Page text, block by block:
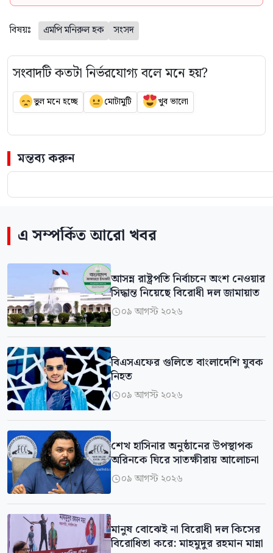
বিষয়ঃ এমপি মনিরুল হক সংসদ
সংবাদটি কতটা নির্ভরযোগ্য বলে মনে হয়?
ভুল মনে হচ্ছে মোটামুটি খুব ভালো
মন্তব্য করুন
এ সম্পর্কিত আরো খবর
আসন্ন রাষ্ট্রপতি নির্বাচনে অংশ নেওয়ার
সিদ্ধান্ত নিয়েছে বিরোধী দল জামায়াত
০৯ আগস্ট ২০২৬
বিএসএফের গুলিতে বাংলাদেশি যুবক
নিহত
০৯ আগস্ট ২০২৬
শেখ হাসিনার অনুষ্ঠানের উপস্থাপক
অরিনকে ঘিরে সাতক্ষীরায় আলোচনা
০৯ আগস্ট ২০২৬
মানুষ বোঝেই না বিরোধী দল কিসের
বিরোধিতা করে: মাহমুদুর রহমান মান্না